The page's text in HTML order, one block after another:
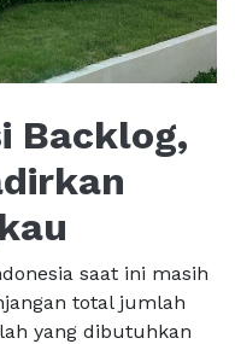
Backlog,
saat ini masih
total jumlah
yang dibutuhkan